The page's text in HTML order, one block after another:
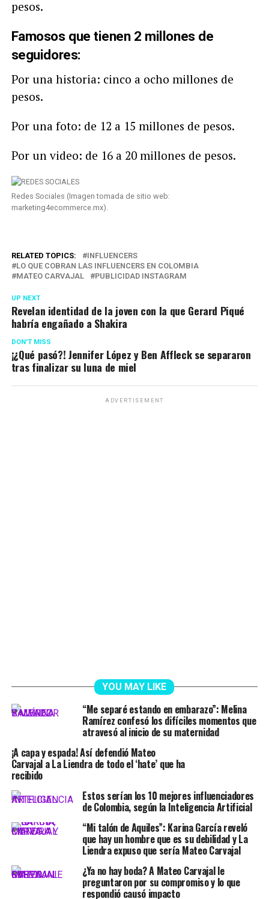
pesos.
Famosos que tienen 2 millones de
seguidores:
Por una historia: cinco a ocho millones de
pesos.
Por una foto: de 12 a 15 millones de pesos.
Por un video: de 16 a 20 millones de pesos.
Redes Sociales (Imagen tomada de sitio web:
marketing4ecommerce.mx).
RELATED TOPICS:
INFLUENCERS
LO QUE COBRAN LAS INFLUENCERS EN COLOMBIA
MATEO CARVAJAL
PUBLICIDAD INSTAGRAM
UP NEXT
Revelan identidad de la joven con la que Gerard Piqué
habría engañado a Shakira
DON'T MISS
¡¿Qué pasó?! Jennifer López y Ben Affleck se separaron
tras finalizar su luna de miel
ADVERTISEMENT
YOU MAY LIKE
“Me separé estando en embarazo”: Melina
Ramírez confesó los difíciles momentos que
atravesó al inicio de su maternidad
¡A capa y espada! Así defendió Mateo
Carvajal a La Liendra de todo el ‘hate’ que ha
recibido
Estos serían los 10 mejores influenciadores
de Colombia, según la Inteligencia Artificial
“Mi talón de Aquiles”: Karina García reveló
que hay un hombre que es su debilidad y La
Liendra expuso que sería Mateo Carvajal
¿Ya no hay boda? A Mateo Carvajal le
preguntaron por su compromiso y lo que
respondió causó impacto